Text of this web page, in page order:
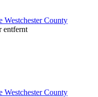
County
entfernt
County